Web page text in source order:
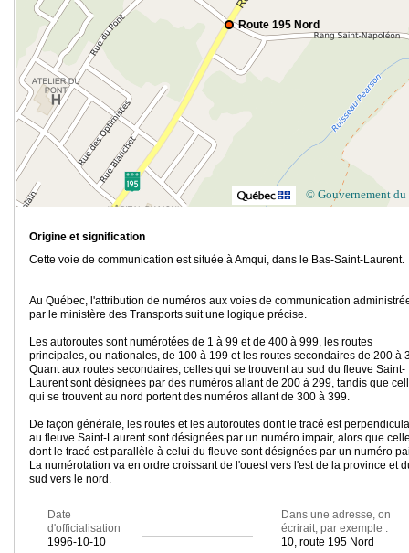
Route 195 Nord
© Gouvernement du
Origine et signification
Cette voie de communication est située à Amqui, dans le Bas-Saint-Laurent.
Au Québec, l'attribution de numéros aux voies de communication
par le ministère des Transports suit une logique précise.
Les autoroutes sont numérotées de 1 à 99 et de 400 à 999, les routes
principales, ou nationales, de 100 à 199 et les routes secondaires de 200 à
Quant aux routes secondaires, celles qui se trouvent au sud du fleuve Saint-
Laurent sont désignées par des numéros allant de 200 à 299, tandis que
qui se trouvent au nord portent des numéros allant de 300 à 399.
De façon générale, les routes et les autoroutes dont le tracé est
au fleuve Saint-Laurent sont désignées par un numéro impair, alors que
dont le tracé est parallèle à celui du fleuve sont désignées par un numéro
La numérotation va en ordre croissant de l'ouest vers l'est de la province et
sud vers le nord.
Date
d'officialisation
1996-10-10
Dans une adresse, on
écrirait, par exemple :
10, route 195 Nord